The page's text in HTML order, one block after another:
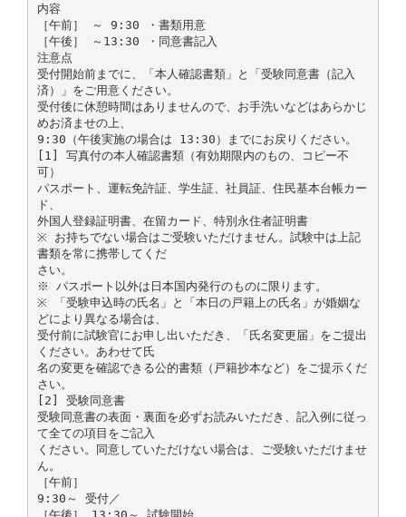
内容
［午前］ ～ 9:30 ・書類用意
［午後］ ～13:30 ・同意書記入
注意点
受付開始前までに、「本人確認書類」と「受験同意書（記入
済）」をご用意ください。
受付後に休憩時間はありませんので、お手洗いなどはあらかじ
めお済ませの上、
9:30（午後実施の場合は 13:30）までにお戻りください。
[1] 写真付の本人確認書類（有効期限内のもの、コピー不
可）
パスポート、運転免許証、学生証、社員証、住民基本台帳カー
ド、
外国人登録証明書、在留カード、特別永住者証明書
※ お持ちでない場合はご受験いただけません。試験中は上記
書類を常に携帯してくだ
さい。
※ パスポート以外は日本国内発行のものに限ります。
※ 「受験申込時の氏名」と「本日の戸籍上の氏名」が婚姻な
どにより異なる場合は、
受付前に試験官にお申し出いただき、「氏名変更届」をご提出
ください。あわせて氏
名の変更を確認できる公的書類（戸籍抄本など）をご提示くだ
さい。
[2] 受験同意書
受験同意書の表面・裏面を必ずお読みいただき、記入例に従っ
て全ての項目をご記入
ください。同意していただけない場合は、ご受験いただけませ
ん。
［午前］
9:30～ 受付／
［午後］ 13:30～ 試験開始